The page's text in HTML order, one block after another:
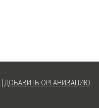
ДОБАВИТЬ ОРГАНИЗАЦИЮ